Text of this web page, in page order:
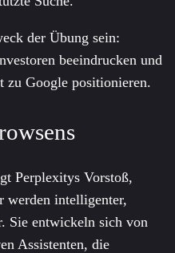
der Übung sein:
beeindrucken und
zu Google positionieren.
Perplexitys Vorstoß,
werden intelligenter,
Sie entwickeln sich von
Assistenten, die